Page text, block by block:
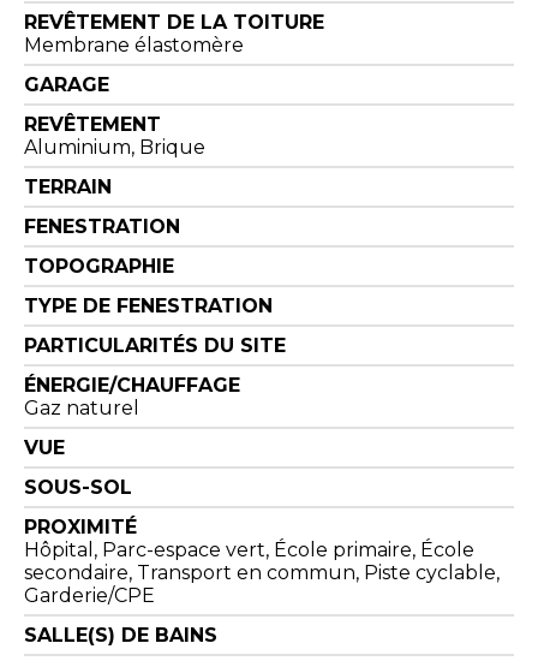
REVÊTEMENT DE LA TOITURE
Membrane élastomère
GARAGE
REVÊTEMENT
Aluminium, Brique
TERRAIN
FENESTRATION
TOPOGRAPHIE
TYPE DE FENESTRATION
PARTICULARITÉS DU SITE
ÉNERGIE/CHAUFFAGE
Gaz naturel
VUE
SOUS-SOL
PROXIMITÉ
Hôpital, Parc-espace vert, École primaire, École
secondaire, Transport en commun, Piste cyclable,
Garderie/CPE
SALLE(S) DE BAINS